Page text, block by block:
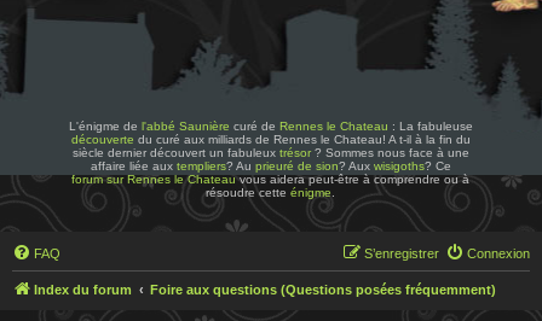
L'énigme de l'abbé Saunière curé de Rennes le Chateau : La fabuleuse
découverte du curé aux milliards de Rennes le Chateau! A t-il à la fin du
siècle dernier découvert un fabuleux trésor? Sommes nous face à une
affaire liée aux templiers? Au prieuré de sion? Aux wisigoths? Ce
forum sur Rennes le Chateauvous aidera peut-être à comprendre ou à
résoudre cetteénigme
FAQ Connexion
S’enregistrer
Index du forum Foire aux questions (Questions posées fréquemment)